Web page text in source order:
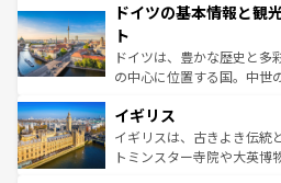
せる。地方によって風土や
ンテンツ一覧 を参照してほ
で、幅広い魅力が詰まって
聖堂、美しいビーチ、そし
から魅了する。また、フラ
れ、フランス料理はユネス
香り高いラベンダー畑など
らに、パリ以外の地域にも
も豊かな歴史と文化が息づ
ドイツの基本情報と観
ト
ドイツは、豊かな歴史と多
の中心に位置する国。中世
顔を持つこの国は、どこを
ルリンの文化的活気、バイ
してライン川沿いのワイン
イギリス
イギリスは、古きよき伝統
トミンスター寺院や大英博